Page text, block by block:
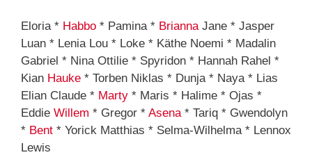
Eloria * Habbo * Pamina * Brianna Jane * Jasper
Luan * Lenia Lou * Loke * Käthe Noemi * Madalin
Gabriel * Nina Ottilie * Spyridon * Hannah Rahel *
Kian Hauke * Torben Niklas * Dunja * Naya * Lias
Elian Claude * Marty * Maris * Halime * Ojas *
Eddie Willem * Gregor * Asena * Tariq * Gwendolyn
* Bent * Yorick Matthias * Selma-Wilhelma * Lennox
Lewis